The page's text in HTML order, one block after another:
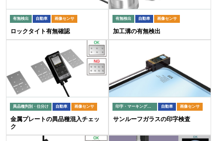
有無検出 自動車 画像センサ
ロックタイト有無確認
有無検出 自動車 画像センサ
加工溝の有無検出
異品種判別・仕分け 自動車 画像センサ
金属プレートの異品種混入チェッ
ク
印字・マーキング検査 自動車 画像センサ
サンルーフガラスの印字検査